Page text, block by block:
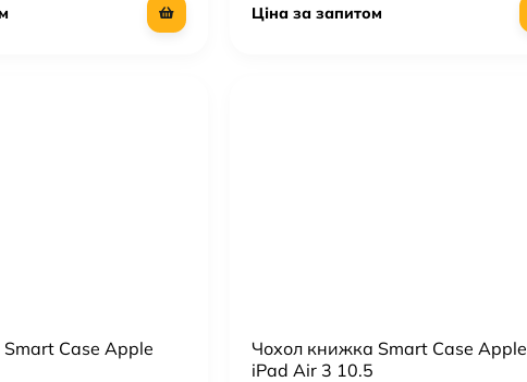
Ціна за запитом
Case Apple
Чохол книжка Smart Case Apple
iPad Air 3 10.5